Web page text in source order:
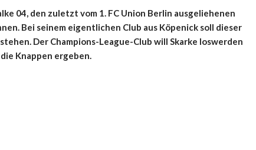
04, den zuletzt vom 1. FC Union Berlin ausgeliehenen
Bei seinem eigentlichen Club aus Köpenick soll dieser
Der Champions-League-Club will Skarke loswerden
Knappen ergeben.